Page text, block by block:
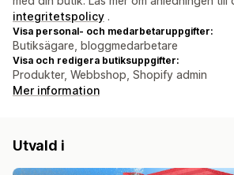
integritetspolicy .
Visa personal- och medarbetaruppgifter:
Butiksägare, bloggmedarbetare
Visa och redigera butiksuppgifter:
Produkter, Webbshop, Shopify admin
Mer information
Utvald i